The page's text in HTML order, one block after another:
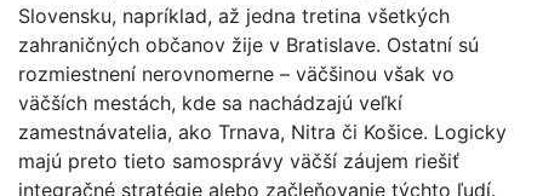
Slovensku, napríklad, až jedna tretina všetkých
zahraničných občanov žije v Bratislave. Ostatní sú
rozmiestnení nerovnomerne – väčšinou však vo
väčších mestách, kde sa nachádzajú veľkí
zamestnávatelia, ako Trnava, Nitra či Košice. Logicky
majú preto tieto samosprávy väčší záujem riešiť
integračné stratégie alebo začleňovanie týchto ľudí.